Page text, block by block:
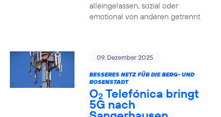
alleingelassen, sozial oder
emotional von anderen getrennt
09. Dezember 2025
BESSERES NETZ FÜR DIE BERG- UND
ROSENSTADT
O2 Telefónica bringt
5G nach